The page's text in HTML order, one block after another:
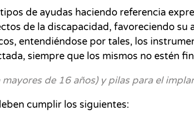
de ayudas haciendo referencia
de la discapacidad, favoreciendo su
entendiéndose por tales, los
siempre que los mismos no estén
de 16 años) y pilas para el
cumplir los siguientes: